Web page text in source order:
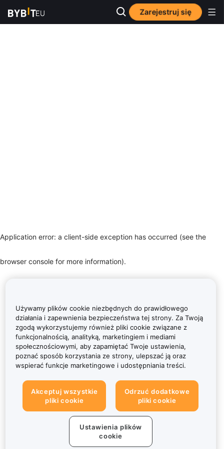
Zarejestruj się
Application error: a client-side exception has occurred (see the
browser console for more information).
Używamy plików cookie niezbędnych do prawidłowego
działania i zapewnienia bezpieczeństwa tej strony. Za Twoją
zgodą wykorzystujemy również pliki cookie związane z
funkcjonalnością, analityką, marketingiem i mediami
społecznościowymi, aby zapamiętać Twoje ustawienia,
poznać sposób korzystania ze strony, ulepszać ją oraz
wspierać funkcje marketingowe i udostępniania treści.
Akceptuj wszystkie
pliki cookie
Odrzuć dodatkowe
pliki cookie
Ustawienia plików
cookie